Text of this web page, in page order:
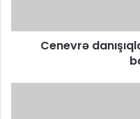
Cenevrə